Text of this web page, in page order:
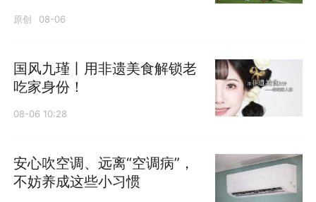
原创 08-06
国风九瑾丨用非遗美食解锁老
吃家身份！
08-06 10:28
安心吹空调、远离“空调病”，
不妨养成这些小习惯